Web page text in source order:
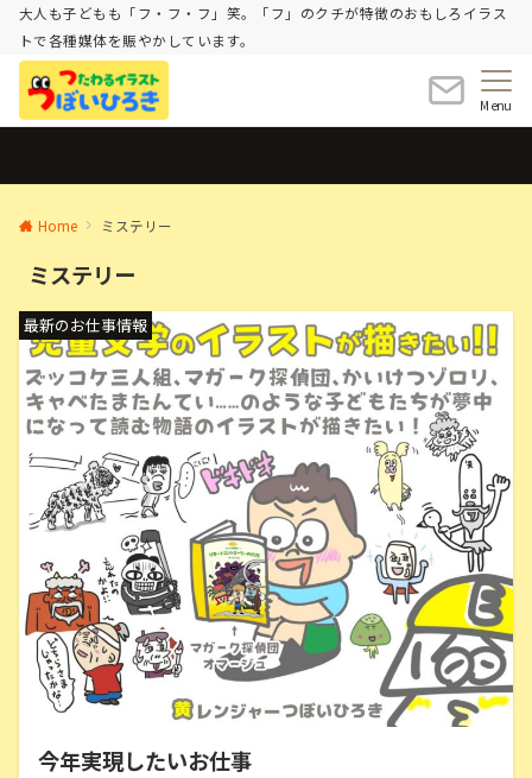
大人も子どもも「フ・フ・フ」笑。「フ」のクチが特徴のおもしろイラス
トで各種媒体を賑やかしています。
Menu
Home ミステリー
ミステリー
最新のお仕事情報
今年実現したいお仕事